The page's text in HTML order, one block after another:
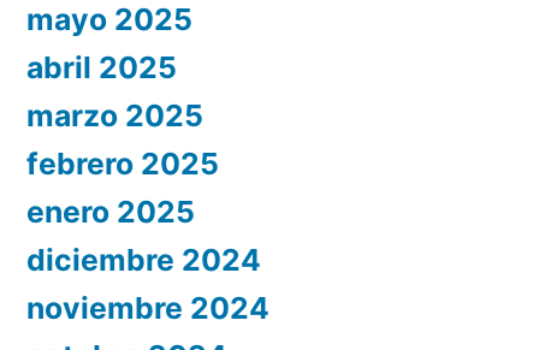
mayo 2025
abril 2025
marzo 2025
febrero 2025
enero 2025
diciembre 2024
noviembre 2024